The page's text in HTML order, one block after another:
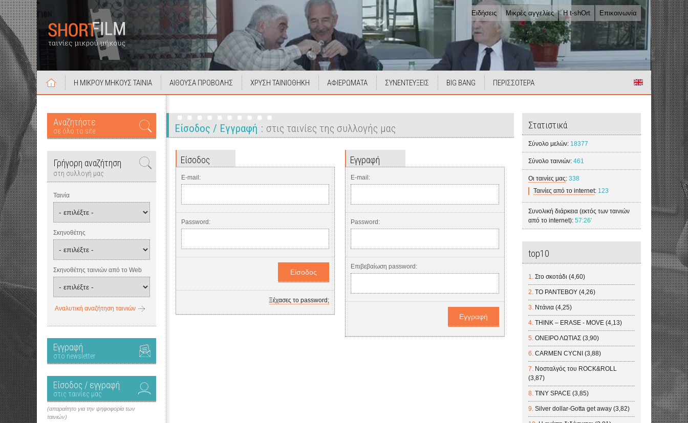
Ειδήσεις Μικρές αγγελίες Η t-shOrt Επικοινωνία
Η ΜΙΚΡΟΥ ΜΗΚΟΥΣ ΤΑΙΝΙΑ ΑΙΘΟΥΣΑ ΠΡΟΒΟΛΗΣ ΧΡΥΣΗ ΤΑΙΝΙΟΘΗΚΗ ΑΦΙΕΡΩΜΑΤΑ ΣΥΝΕΝΤΕΥΞΕΙΣ BIG BANG ΠΕΡΙΣΣΟΤΕΡΑ
Αναζητήστε
σε όλο το site
Γρήγορη αναζήτηση
στη συλλογή μας
Ταινία
Σκηνοθέτης
Σκηνοθέτης ταινιών από το Web
Αναλυτική αναζήτηση ταινιών
Εγγραφή
στο newsletter
Είσοδος / εγγραφή
στις ταινίες μας
(απαραίτητο για την ψηφοφορία των
ταινιών)
Είσοδος / Εγγραφή στις ταινίες της συλλογής μας
Είσοδος
E-mail:
Password:
Ξέχασες το password;
Εγγραφή
E-mail:
Password:
Επιβεβαίωση password:
Στατιστικά
Σύνολο μελών: 18377
Σύνολο ταινιών:461
Οι ταινίες μας:338
Ταινίες από το internet: 123
Συνολική διάρκεια (εκτός των ταινιών
από το internet):57:26'
top10
Στο σκοτάδι (4,60)
ΤΟ ΡΑΝΤΕΒΟΥ (4,26)
Ντάνια (4,25)
THINK – ERASE - MOVE (4,13)
ΟΝΕΙΡΟ ΛΩΤΙΑΣ (3,90)
CARMEN CYCNI (3,88)
Νοσταλγός του ROCK&ROLL
(3,87)
TINY SPACE (3,85)
Silver dollar-Gotta get away (3,82)